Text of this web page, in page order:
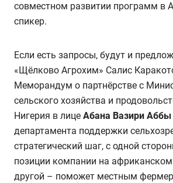
совместном развитии программ в
спикер.
Если есть запросы, будут и
«Щёлково Агрохим» Салис
Меморандум о партнёрстве с
сельского хозяйства и
Нигерия в лице Абана Вазири Аббы
департамента поддержки
стратегический шаг, с одной
позиции компании на африканском
другой – поможет местным